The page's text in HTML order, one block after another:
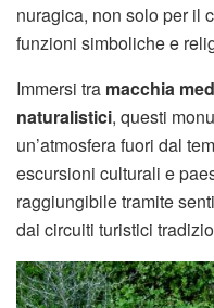
nuragica, non solo per il
funzioni simboliche e
Immersi tra macchia
naturalistici, questi
un’atmosfera fuori dal
escursioni culturali e
raggiungibile tramite
dai circuiti turistici